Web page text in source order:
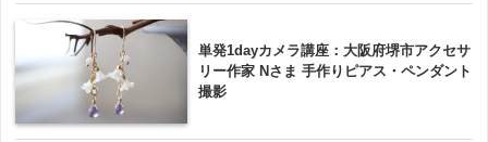
単発1dayカメラ講座：大阪府堺市アクセサ
リー作家 Nさま 手作りピアス・ペンダント
撮影